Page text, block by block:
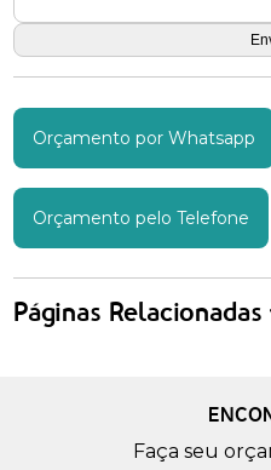
Orçamento por Whatsapp
Orçamento pelo Telefone
Páginas Relacionadas
Faça seu